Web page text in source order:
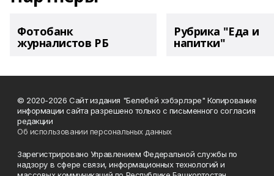
Фотобанк
журналистов РБ
Рубрика "Еда и
напитки"
© 2020-2026 Сайт издания "Белебей хэбэрлэре" Копирование
информации сайта разрешено только с письменного согласия
редакции
Об использовании персональных данных
Зарегистрировано Управлением Федеральной службы по
надзору в сфере связи, информационных технологий и